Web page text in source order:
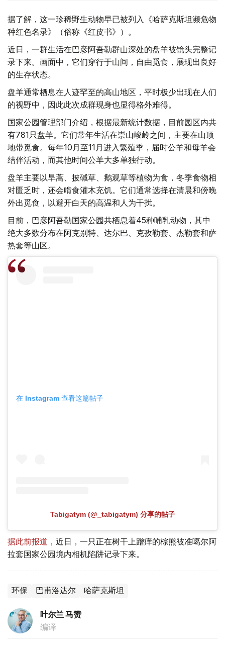
据了解，这一珍稀野生动物早已被列入《哈萨克斯坦濒危物
种红色名录》（俗称《红皮书》）。
近日，一群生活在巴彦阿吾勒群山深处的盘羊被镜头完整记
录下来。画面中，它们穿行于山间，自由觅食，展现出良好
的生存状态。
盘羊通常栖息在人迹罕至的高山地区，平时极少出现在人们
的视野中，因此此次成群现身也显得格外难得。
国家公园管理部门介绍，根据最新统计数据，目前园区内共
有781只盘羊。它们常年生活在崇山峻岭之间，主要在山顶
地带觅食。每年10月至11月进入繁殖季，届时公羊和母羊会
结伴活动，而其他时间公羊大多单独行动。
盘羊主要以旱蒿、披碱草、鹅观草等植物为食，冬季食物相
对匮乏时，还会啃食灌木充饥。它们通常选择在清晨和傍晚
外出觅食，以避开白天的高温和人为干扰。
目前，巴彦阿吾勒国家公园共栖息着45种哺乳动物，其中
绝大多数分布在阿克别特、达尔巴、克孜勒套、杰勒套和萨
热套等山区。
在 Instagram 查看这篇帖子
Tabigatym (@_tabigatym) 分享的帖子
据此前报道 ，近日，一只正在树干上蹭痒的棕熊被准噶尔阿
拉套国家公园境内相机陷阱记录下来。
环保 巴甫洛达尔 哈萨克斯坦
叶尔兰 马赞
编译